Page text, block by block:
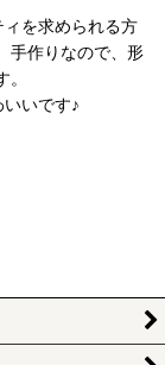
を求められる方
手作りなので、形
いです♪